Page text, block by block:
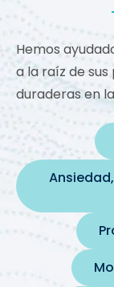
Hemos
a la raíz de
duraderas en